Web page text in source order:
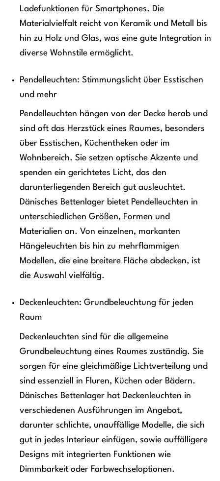
Ladefunktionen für Smartphones. Die
Materialvielfalt reicht von Keramik und Metall bis
hin zu Holz und Glas, was eine gute Integration in
diverse Wohnstile ermöglicht.
Pendelleuchten: Stimmungslicht über Esstischen
und mehr
Pendelleuchten hängen von der Decke herab und
sind oft das Herzstück eines Raumes, besonders
über Esstischen, Küchentheken oder im
Wohnbereich. Sie setzen optische Akzente und
spenden ein gerichtetes Licht, das den
darunterliegenden Bereich gut ausleuchtet.
Dänisches Bettenlager bietet Pendelleuchten in
unterschiedlichen Größen, Formen und
Materialien an. Von einzelnen, markanten
Hängeleuchten bis hin zu mehrflammigen
Modellen, die eine breitere Fläche abdecken, ist
die Auswahl vielfältig.
Deckenleuchten: Grundbeleuchtung für jeden
Raum
Deckenleuchten sind für die allgemeine
Grundbeleuchtung eines Raumes zuständig. Sie
sorgen für eine gleichmäßige Lichtverteilung und
sind essenziell in Fluren, Küchen oder Bädern.
Dänisches Bettenlager hat Deckenleuchten in
verschiedenen Ausführungen im Angebot,
darunter schlichte, unauffällige Modelle, die sich
gut in jedes Interieur einfügen, sowie auffälligere
Designs mit integrierten Funktionen wie
Dimmbarkeit oder Farbwechseloptionen.